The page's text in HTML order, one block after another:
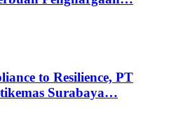
to Resilience, PT
Surabaya…